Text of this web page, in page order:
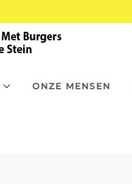
ONZE MENSEN